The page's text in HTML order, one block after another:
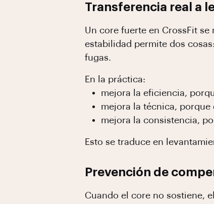
Transferencia real a
Un core fuerte en CrossFit
estabilidad permite dos
fugas.
En la práctica:
mejora la eficiencia,
mejora la técnica,
mejora la consistencia,
Esto se traduce en
Prevención de
Cuando el core no sostiene,